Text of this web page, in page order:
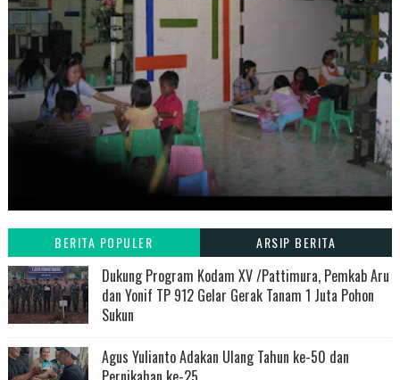
BERITA POPULER ARSIP BERITA
Dukung Program Kodam XV /Pattimura, Pemkab Aru
dan Yonif TP 912 Gelar Gerak Tanam 1 Juta Pohon
Sukun
Agus Yulianto Adakan Ulang Tahun ke-50 dan